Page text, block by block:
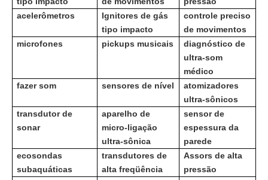
acelerômetros
Ignitores de gás
tipo impacto
controle preciso
de movimentos
microfones
pickups musicais
diagnóstico de
ultra-som
médico
fazer som
sensores de nível
atomizadores
ultra-sônicos
transdutor de
sonar
aparelho de
micro-ligação
ultra-sônica
sensor de
espessura da
parede
ecosondas
subaquáticas
transdutores de
alta freqüência
Assors de alta
pressão